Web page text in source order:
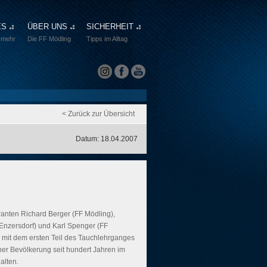
ÜBER UNS
Die FF Mödling
SICHERHEIT
Tipps im Alltag
< Zurück zur Übersicht
Datum: 18.04.2007
Richard Berger (FF Mödling),
und Karl Spenger (FF
dem ersten Teil des Tauchlehrganges
Bevölkerung seit hundert Jahren im